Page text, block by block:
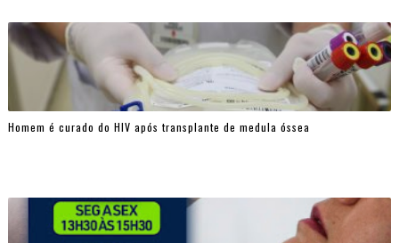
Homem é curado do HIV após transplante de medula óssea